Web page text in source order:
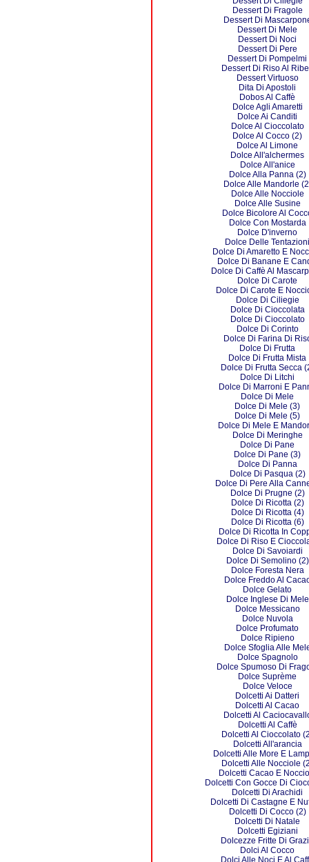
Dessert Di Fragole
Dessert Di
Dessert Di Mele
Dessert Di Noci
Dessert Di Pere
Dessert Di Pompelmi
Dessert Di Riso Al
Dessert Virtuoso
Dita Di Apostoli
Dobos Al Caffè
Dolce Agli Amaretti
Dolce Ai Canditi
Dolce Al Cioccolato
Dolce Al Cocco (2)
Dolce Al Limone
Dolce All'alchermes
Dolce All'anice
Dolce Alla Panna (2)
Dolce Alle Mandorle
Dolce Alle Nocciole
Dolce Alle Susine
Dolce Bicolore Al
Dolce Con Mostarda
Dolce D'inverno
Dolce Delle Tentazioni
Dolce Di Amaretto E
Dolce Di Banane E
Dolce Di Caffè Al
Dolce Di Carote
Dolce Di Carote E
Dolce Di Ciliegie
Dolce Di Cioccolata
Dolce Di Cioccolato
Dolce Di Corinto
Dolce Di Farina Di
Dolce Di Frutta
Dolce Di Frutta Mista
Dolce Di Frutta Secca
Dolce Di Litchi
Dolce Di Marroni E
Dolce Di Mele
Dolce Di Mele (3)
Dolce Di Mele (5)
Dolce Di Mele E
Dolce Di Meringhe
Dolce Di Pane
Dolce Di Pane (3)
Dolce Di Panna
Dolce Di Pasqua (2)
Dolce Di Pere Alla
Dolce Di Prugne (2)
Dolce Di Ricotta (2)
Dolce Di Ricotta (4)
Dolce Di Ricotta (6)
Dolce Di Ricotta In
Dolce Di Riso E
Dolce Di Savoiardi
Dolce Di Semolino (2)
Dolce Foresta Nera
Dolce Freddo Al
Dolce Gelato
Dolce Inglese Di Mele
Dolce Messicano
Dolce Nuvola
Dolce Profumato
Dolce Ripieno
Dolce Sfoglia Alle
Dolce Spagnolo
Dolce Spumoso Di
Dolce Suprème
Dolce Veloce
Dolcetti Ai Datteri
Dolcetti Al Cacao
Dolcetti Al
Dolcetti Al Caffè
Dolcetti Al Cioccolato
Dolcetti All'arancia
Dolcetti Alle More E
Dolcetti Alle Nocciole
Dolcetti Cacao E
Dolcetti Con Gocce Di
Dolcetti Di Arachidi
Dolcetti Di Castagne E
Dolcetti Di Cocco (2)
Dolcetti Di Natale
Dolcetti Egiziani
Dolcezze Fritte Di
Dolci Al Cocco
Dolci Alle Noci E Al